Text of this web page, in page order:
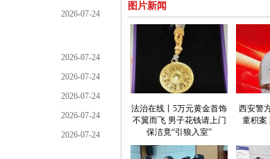
2026-07-24
2026-07-24
2026-07-24
2026-07-24
2026-07-24
2026-07-24
图片新闻
法治在线丨5万元黄金首饰
不翼而飞 男子花钱请上门
保洁竟“引狼入室”
西安警
童积案